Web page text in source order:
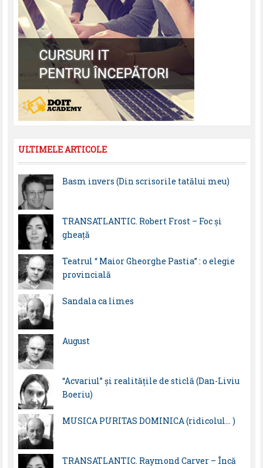
ULTIMELE ARTICOLE
Basm invers (Din scrisorile tatălui meu)
TRANSATLANTIC. Robert Frost – Foc și
gheață
Teatrul “ Maior Gheorghe Pastia” : o elegie
provincială
Sandala ca limes
August
“Acvariul” și realitățile de sticlă (Dan-Liviu
Boeriu)
MUSICA PURITAS DOMINICA (ridicolul… )
TRANSATLANTIC. Raymond Carver – Încă